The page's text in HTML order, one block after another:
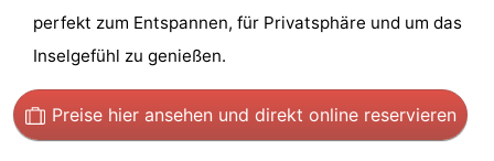
tun
Museen
Denkmäler
-
perfekt zum Entspannen, für Privatsphäre und um das
Inselgefühl zu genießen.
Preise hier ansehen und direkt online reservieren